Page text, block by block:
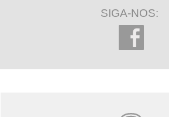
SIGA-NOS: